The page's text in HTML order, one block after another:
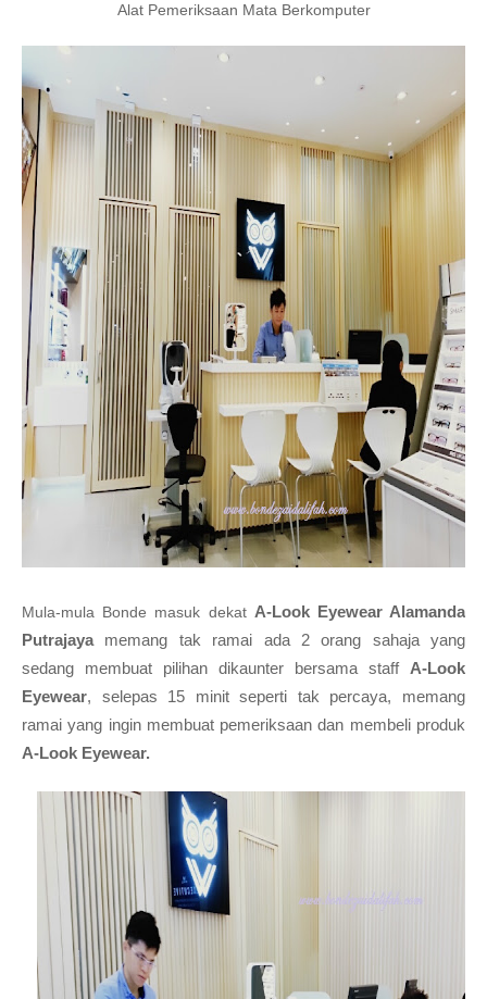
Alat Pemeriksaan Mata Berkomputer
Mula-mula Bonde masuk dekat A-Look Eyewear Alamanda
Putrajaya memang tak ramai ada 2 orang sahaja yang
sedang membuat pilihan dikaunter bersama staff A-Look
Eyewear, selepas 15 minit seperti tak percaya, memang
ramai yang ingin membuat pemeriksaan dan membeli produk
A-Look Eyewear.